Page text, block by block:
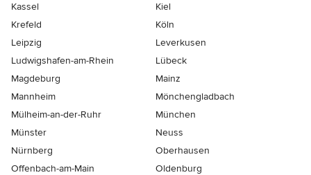
Kassel
Kiel
Krefeld
Köln
Leipzig
Leverkusen
Ludwigshafen-am-Rhein
Lübeck
Magdeburg
Mainz
Mannheim
Mönchen­gladbach
Mülheim-an-der-Ruhr
München
Münster
Neuss
Nürnberg
Oberhausen
Offenbach-am-Main
Oldenburg